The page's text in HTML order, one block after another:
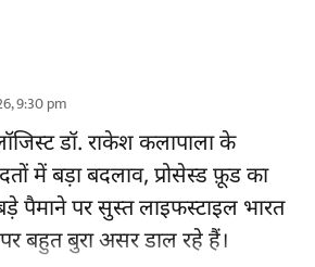
9:30 pm
डॉ. राकेश कलापाला के
में बड़ा बदलाव, प्रोसेस्ड फ़ूड का
पैमाने पर सुस्त लाइफस्टाइल भारत
बहुत बुरा असर डाल रहे हैं।